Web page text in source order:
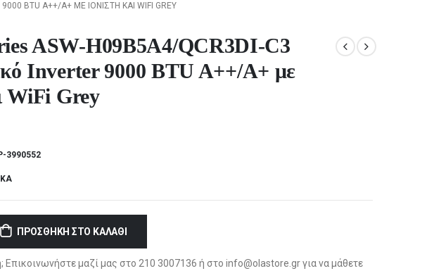
BTU A++/A+ ΜΕ ΙΟΝΙΣΤΉ ΚΑΙ WIFI GREY
ASW-H09B5A4/QCR3DI-C3
Inverter 9000 BTU A++/A+ με
WiFi Grey
3990552
ΠΡΟΣΘΉΚΗ ΣΤΟ ΚΑΛΆΘΙ
Επικοινωνήστε μαζί μας στο 210 3007136 ή στο info@olastore.gr για να μάθετε